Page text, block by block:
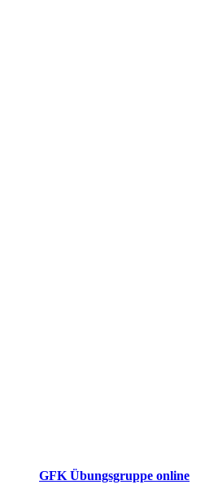
GFK Übungsgruppe online